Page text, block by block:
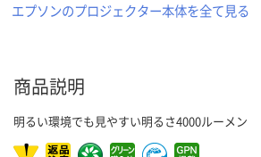
エプソンのプロジェクター本体を全て見る
商品説明
明るい環境でも見やすい明るさ4000ルーメン